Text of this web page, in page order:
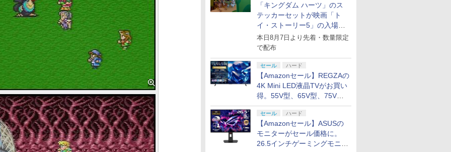
「キングダム ハーツ」のス
テッカーセットが映画「ト
イ・ストーリー5」の入場特
典として配布決定！
本日8月7日より先着・数量限定
で配布
セール ハード
【Amazonセール】REGZAの
4K Mini LED液晶TVがお買い
得。55V型、65V型、75V型
の2026年モデルがラインナ
ップ
セール ハード
【Amazonセール】ASUSの
モニターがセール価格に。
26.5インチゲーミングモニタ